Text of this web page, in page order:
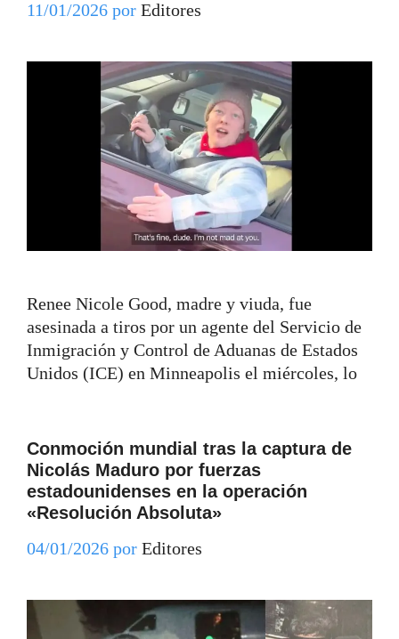
11/01/2026 por Editores
Renee Nicole Good, madre y viuda, fue
asesinada a tiros por un agente del Servicio de
Inmigración y Control de Aduanas de Estados
Unidos (ICE) en Minneapolis el miércoles, lo
Conmoción mundial tras la captura de
Nicolás Maduro por fuerzas
estadounidenses en la operación
«Resolución Absoluta»
04/01/2026 por Editores